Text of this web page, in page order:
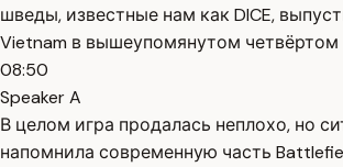
шведы, известные нам как DICE,
Vietnam в вышеупомянутом четвёртом
08:50
Speaker A
В целом игра продалась неплохо, но
напомнила современную часть